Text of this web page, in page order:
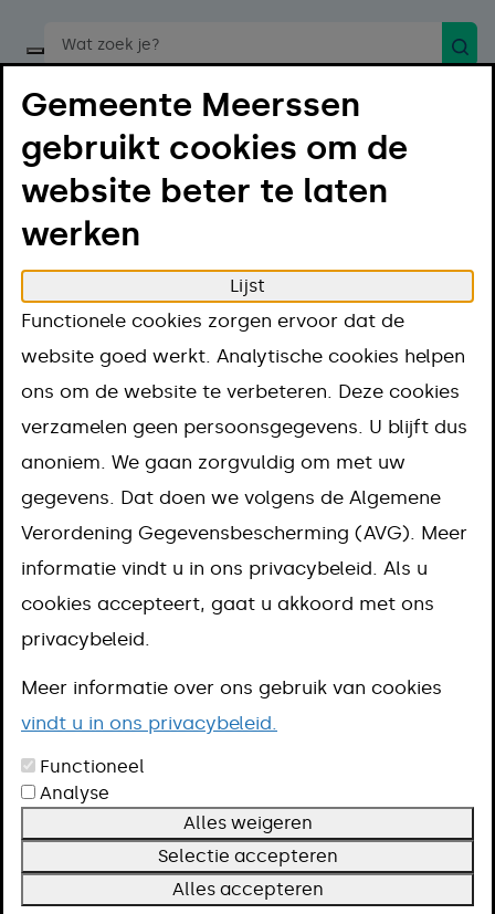
Start een spraakopdracht
Menu
Home Regelen
Toeslagen, subsidies en leningen
Basissubsidie
Basissubsidie
Voorwaarden
Meer informatie
De basissubsidie van de gemeente
Meerssen is een subsidie tot maximaal
€ 1.000 voor lokale verenigingen,
stichtingen en burgerinitiatieven. Het
is bedoeld ter ondersteuning van
laagdrempelige maatschappelijke
Gemeente Meerssen
gebruikt cookies om de
website beter te laten
werken
Lijst
Functionele cookies zorgen ervoor dat de
website goed werkt. Analytische cookies helpen
ons om de website te verbeteren. Deze cookies
verzamelen geen persoonsgegevens. U blijft dus
anoniem. We gaan zorgvuldig om met uw
gegevens. Dat doen we volgens de Algemene
Verordening Gegevensbescherming (AVG). Meer
informatie vindt u in ons privacybeleid. Als u
cookies accepteert, gaat u akkoord met ons
privacybeleid.
Meer informatie over ons gebruik van cookies
vindt u in ons privacybeleid.
Functioneel
Analyse
Alles weigeren
Selectie accepteren
Alles accepteren